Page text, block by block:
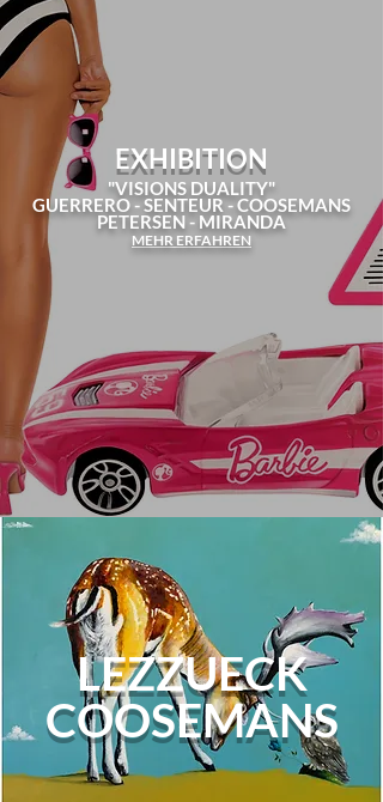
EXHIBITION
"VISIONS DUALITY"
GUERRERO - SENTEUR - COOSEMANS
PETERSEN - MIRANDA
MEHR ERFAHREN
LEZZUECK
COOSEMANS